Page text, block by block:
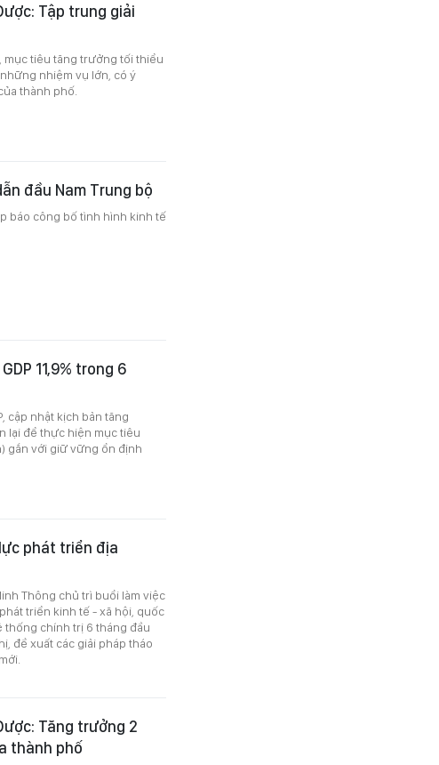
Tập trung giải
mục tiêu tăng trưởng tối thiểu
nhiệm vụ lớn, có ý
thành phố.
đầu Nam Trung bộ
báo công bố tình hình kinh tế
11,9% trong 6
cập nhật kịch bản tăng
lại để thực hiện mục tiêu
gắn với giữ vững ổn định
phát triển địa
Thông chủ trì buổi làm việc
triển kinh tế - xã hội, quốc
thống chính trị 6 tháng đầu
đề xuất các giải pháp tháo
Tăng trưởng 2
thành phố